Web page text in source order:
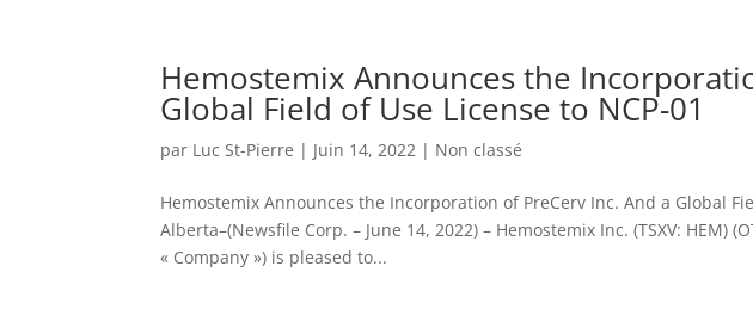
Hemostemix Announces the
Global Field of Use License to NCP-01
par Luc St-Pierre | Juin 14, 2022 | Non classé
Hemostemix Announces the Incorporation of PreCerv Inc. And a Global
Alberta–(Newsfile Corp. – June 14, 2022) – Hemostemix Inc. (TSXV: HEM)
« Company ») is pleased to...